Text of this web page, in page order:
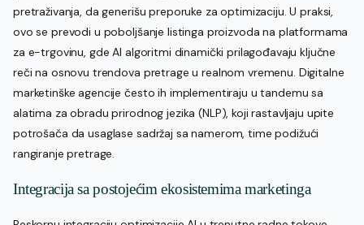
pretraživanja, da generišu preporuke za optimizaciju. U praksi,
ovo se prevodi u poboljšanje listinga proizvoda na platformama
za e-trgovinu, gde AI algoritmi dinamički prilagođavaju ključne
reči na osnovu trendova pretrage u realnom vremenu. Digitalne
marketinške agencije često ih implementiraju u tandemu sa
alatima za obradu prirodnog jezika (NLP), koji rastavljaju upite
potrošača da usaglase sadržaj sa namerom, time podižući
rangiranje pretrage.
Integracija sa postojećim ekosistemima marketinga